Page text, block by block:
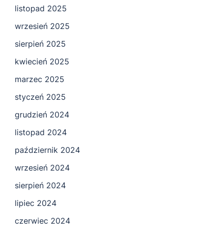
listopad 2025
wrzesień 2025
sierpień 2025
kwiecień 2025
marzec 2025
styczeń 2025
grudzień 2024
listopad 2024
październik 2024
wrzesień 2024
sierpień 2024
lipiec 2024
czerwiec 2024